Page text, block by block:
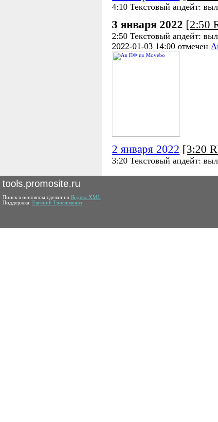
4:10 Текстовый апдейт:
3 января 2022 [2:50
2:50 Текстовый апдейт:
2022-01-03 14:00 отмечен
2 января 2022 [3:20
3:20 Текстовый апдейт:
tools.promosite.ru
Поиск в основном сделан на Яндекс.XML
Поддержка: Евгений Трофименко